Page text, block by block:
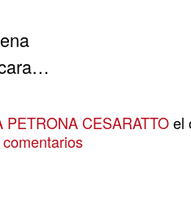
PETRONA CESARATTOel